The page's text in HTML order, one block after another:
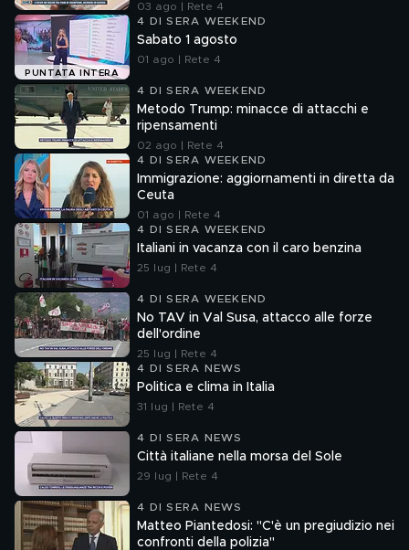
03 ago | Rete 4
PUNTATA INTERA
4 DI SERA WEEKEND
Sabato 1 agosto
01 ago | Rete 4
4 DI SERA WEEKEND
Metodo Trump: minacce di attacchi e
ripensamenti
02 ago | Rete 4
4 DI SERA WEEKEND
Immigrazione: aggiornamenti in diretta da
Ceuta
01 ago | Rete 4
4 DI SERA WEEKEND
Italiani in vacanza con il caro benzina
25 lug | Rete 4
4 DI SERA WEEKEND
No TAV in Val Susa, attacco alle forze
dell'ordine
25 lug | Rete 4
4 DI SERA NEWS
Politica e clima in Italia
31 lug | Rete 4
4 DI SERA NEWS
Città italiane nella morsa del Sole
29 lug | Rete 4
4 DI SERA NEWS
Matteo Piantedosi: "C'è un pregiudizio nei
confronti della polizia"